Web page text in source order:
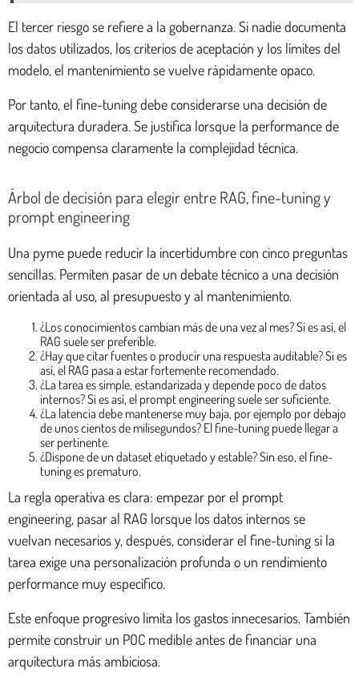
El tercer riesgo se refiere a la gobernanza. Si nadie documenta
los datos utilizados, los criterios de aceptación y los límites del
modelo, el mantenimiento se vuelve rápidamente opaco.
Por tanto, el fine-tuning debe considerarse una decisión de
arquitectura duradera. Se justifica lorsque la performance de
negocio compensa claramente la complejidad técnica.
Árbol de decisión para elegir entre RAG, fine-tuning y
prompt engineering
Una pyme puede reducir la incertidumbre con cinco preguntas
sencillas. Permiten pasar de un debate técnico a una decisión
orientada al uso, al presupuesto y al mantenimiento.
¿Los conocimientos cambian más de una vez al mes? Si es así, el
RAG suele ser preferible.
¿Hay que citar fuentes o producir una respuesta auditable? Si es
así, el RAG pasa a estar fortemente recomendado.
¿La tarea es simple, estandarizada y depende poco de datos
internos? Si es así, el prompt engineering suele ser suficiente.
¿La latencia debe mantenerse muy baja, por ejemplo por debajo
de unos cientos de milisegundos? El fine-tuning puede llegar a
ser pertinente.
¿Dispone de un dataset etiquetado y estable? Sin eso, el fine-
tuning es prematuro.
La regla operativa es clara: empezar por el prompt
engineering, pasar al RAG lorsque los datos internos se
vuelvan necesarios y, después, considerar el fine-tuning si la
tarea exige una personalización profunda o un rendimiento
performance muy específico.
Este enfoque progresivo limita los gastos innecesarios. También
permite construir un POC medible antes de financiar una
arquitectura más ambiciosa.